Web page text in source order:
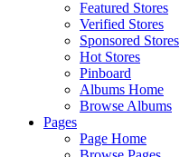
Featured Stores
Verified Stores
Sponsored Stores
Hot Stores
Pinboard
Albums Home
Browse Albums
Pages
Page Home